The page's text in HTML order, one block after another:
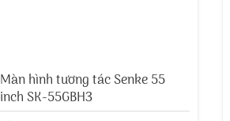
Màn hình tương tác Senke 55
inch SK-55GBH3